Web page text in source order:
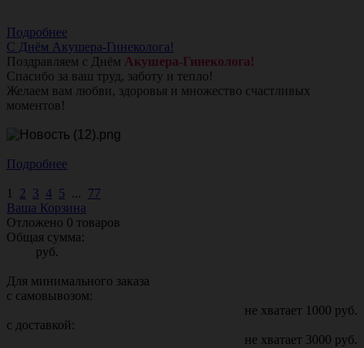
Подробнее
С Днём Акушера-Гинеколога!
Поздравляем с Днём Акушера-Гинеколога!
Спасибо за ваш труд, заботу и тепло!
Желаем вам любви, здоровья и множество счастливых
моментов!
Подробнее
1 2 3 4 5 ... 77
Ваша Корзина
Отложено 0 товаров
Общая сумма:
руб.
Для минимального заказа
с самовывозом:
не хватает 1000 руб.
с доставкой:
не хватает 3000 руб.